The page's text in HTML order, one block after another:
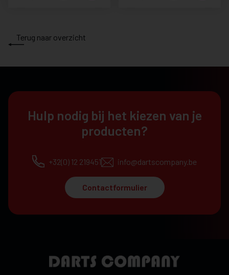
Terug naar overzicht
Hulp nodig bij het kiezen van je
producten?
+32(0) 12 219451 info@dartscompany.be
Contactformulier